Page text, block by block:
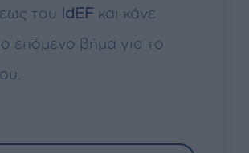
του IdEF και κάνε
επόμενο βήμα για το